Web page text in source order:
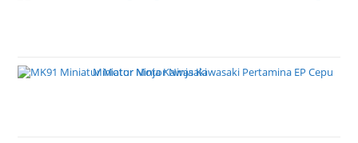
Miniatur Motor Ninja Kawasaki Pertamina EP Cepu